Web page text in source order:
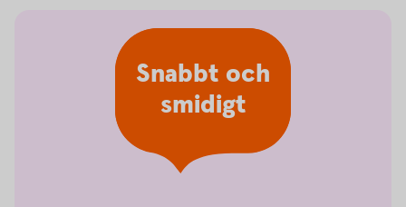
Snabbt och
smidigt